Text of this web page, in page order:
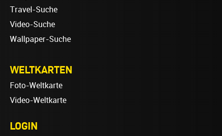
Travel-Suche
Video-Suche
Wallpaper-Suche
WELTKARTEN
Foto-Weltkarte
Video-Weltkarte
LOGIN